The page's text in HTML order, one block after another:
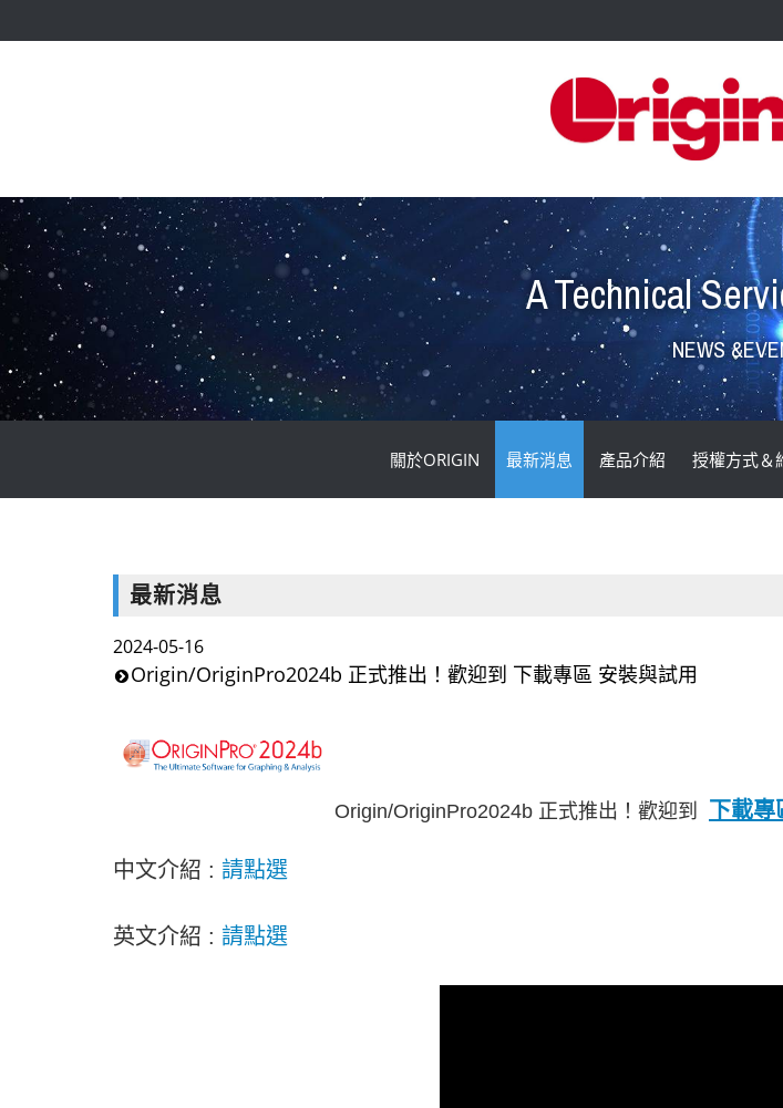
A Technical
NEWS
關於ORIGIN 最新消息 產品介紹 授權方式＆
最新消息
2024-05-16
Origin/OriginPro2024b 正式推出！歡迎到 下載專區 安裝與試用
Origin/OriginPro2024b 正式推出！歡迎到 下載專
中文介紹 : 請點選
英文介紹 : 請點選